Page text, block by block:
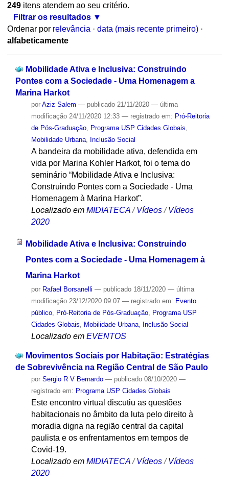
249itens atendem ao seu critério.
Filtrar os resultados
Ordenar por relevância · data (mais recente primeiro) ·
alfabeticamente
Mobilidade Ativa e Inclusiva: Construindo
Pontes com a Sociedade - Uma Homenagem a
Marina Harkot
por Aziz Salem — publicado21/11/2020 — última
modificação24/11/2020 12:33 — registrado em: Pró-Reitoria
de Pós-Graduação, Programa USP Cidades Globais
Mobilidade Urbana, Inclusão Social
A bandeira da mobilidade ativa, defendida em
vida por Marina Kohler Harkot, foi o tema do
seminário “Mobilidade Ativa e Inclusiva:
Construindo Pontes com a Sociedade - Uma
Homenagem à Marina Harkot”.
Localizado em MIDIATECA /Vídeos /Vídeos
2020
Mobilidade Ativa e Inclusiva: Construindo
Pontes com a Sociedade - Uma Homenagem à
Marina Harkot
por Rafael Borsanelli — publicado18/11/2020 — última
modificação23/12/2020 09:07 — registrado em: Evento
público, Pró-Reitoria de Pós-Graduação, Programa USP
Cidades Globais
Mobilidade Urbana, Inclusão Social
Localizado em EVENTOS
Movimentos Sociais por Habitação: Estratégias
de Sobrevivência na Região Central de São Paulo
por Sergio R V Bernardo — publicado08/10/2020 —
registrado em: Programa USP Cidades Globais
Este encontro virtual discutiu as questões
habitacionais no âmbito da luta pelo direito à
moradia digna na região central da capital
paulista e os enfrentamentos em tempos de
Covid-19.
Localizado em MIDIATECA /Vídeos /Vídeos
2020